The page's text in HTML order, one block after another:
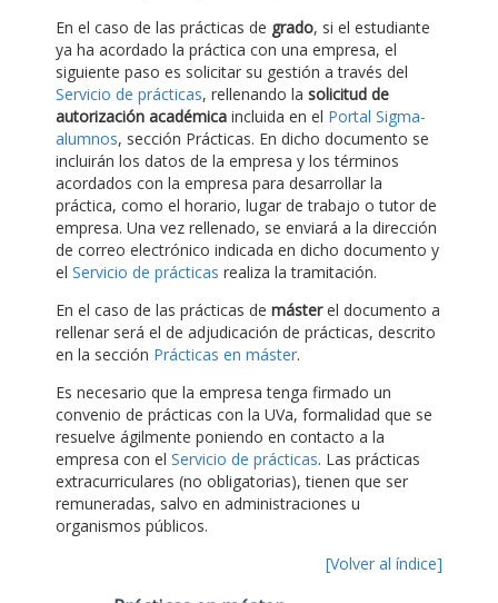
En el caso de las prácticas de grado, si el estudiante
ya ha acordado la práctica con una empresa, el
siguiente paso es solicitar su gestión a través del
Servicio de prácticas, rellenando la solicitud de
autorización académica incluida en el Portal Sigma-
alumnos, sección Prácticas. En dicho documento se
incluirán los datos de la empresa y los términos
acordados con la empresa para desarrollar la
práctica, como el horario, lugar de trabajo o tutor de
empresa. Una vez rellenado, se enviará a la dirección
de correo electrónico indicada en dicho documento y
el Servicio de prácticas realiza la tramitación.
En el caso de las prácticas de másterel documento a
rellenar será el de adjudicación de prácticas, descrito
en la sección Prácticas en máster.
Es necesario que la empresa tenga firmado un
convenio de prácticas con la UVa, formalidad que se
resuelve ágilmente poniendo en contacto a la
empresa con el Servicio de prácticas. Las prácticas
extracurriculares (no obligatorias), tienen que ser
remuneradas, salvo en administraciones u
organismos públicos.
[Volver al índice]